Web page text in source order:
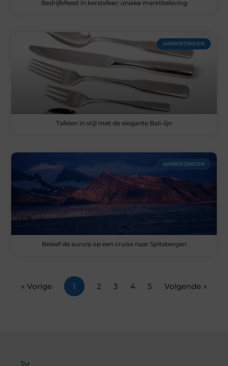
Bedrijfsfeest in kerstsfeer: unieke marktbeleving
AANBIEDINGEN
Tafelen in stijl met de elegante Bali-lijn
AANBIEDINGEN
Beleef de aurora op een cruise naar Spitsbergen
« Vorige 1 2 3 4 5 Volgende »